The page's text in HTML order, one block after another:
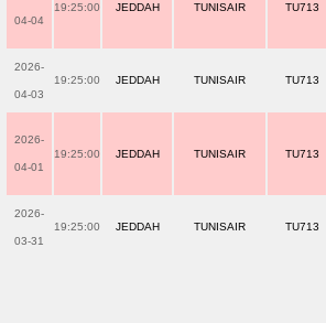
04-04
19:25:00 JEDDAH TUNISAIR TU713
2026-
04-03
19:25:00 JEDDAH TUNISAIR TU713
2026-
04-01
19:25:00 JEDDAH TUNISAIR TU713
2026-
03-31
19:25:00 JEDDAH TUNISAIR TU713